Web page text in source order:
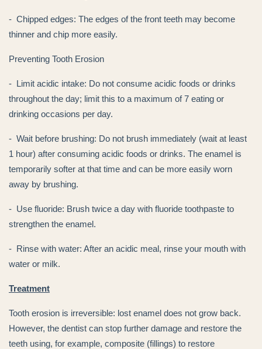
- Chipped edges: The edges of the front teeth may become
thinner and chip more easily.
Preventing Tooth Erosion
- Limit acidic intake: Do not consume acidic foods or drinks
throughout the day; limit this to a maximum of 7 eating or
drinking occasions per day.
- Wait before brushing: Do not brush immediately (wait at least
1 hour) after consuming acidic foods or drinks. The enamel is
temporarily softer at that time and can be more easily worn
away by brushing.
- Use fluoride: Brush twice a day with fluoride toothpaste to
strengthen the enamel.
- Rinse with water: After an acidic meal, rinse your mouth with
water or milk.
Treatment
Tooth erosion is irreversible: lost enamel does not grow back.
However, the dentist can stop further damage and restore the
teeth using, for example, composite (fillings) to restore